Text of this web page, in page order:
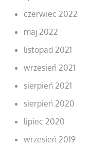
czerwiec 2022
maj 2022
listopad 2021
wrzesień 2021
sierpień 2021
sierpień 2020
lipiec 2020
wrzesień 2019